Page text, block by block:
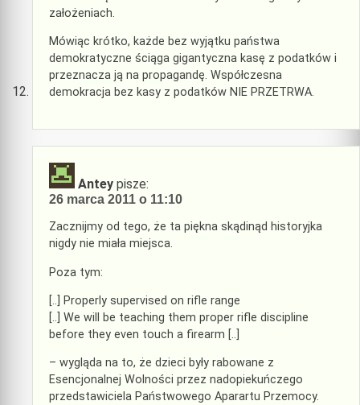
założeniach.
Mówiąc krótko, każde bez wyjątku państwa
demokratyczne ściąga gigantyczna kasę z podatków i
przeznacza ją na propagandę. Współczesna
demokracja bez kasy z podatków NIE PRZETRWA.
Antey pisze:
26 marca 2011 o 11:10
Zacznijmy od tego, że ta piękna skądinąd historyjka
nigdy nie miała miejsca.
Poza tym:
[..] Properly supervised on rifle range
[..] We will be teaching them proper rifle discipline
before they even touch a firearm [..]
– wygląda na to, że dzieci były rabowane z
Esencjonalnej Wolności przez nadopiekuńczego
przedstawiciela Państwowego Aparartu Przemocy.